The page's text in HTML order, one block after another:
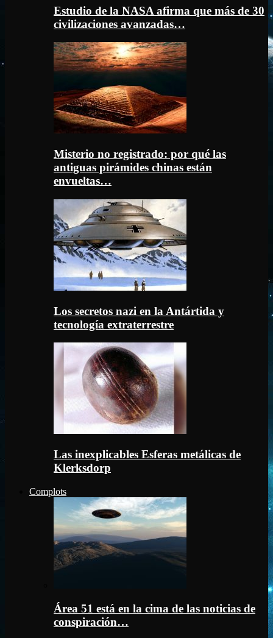
Estudio de la NASA afirma que más de 30
civilizaciones avanzadas…
Misterio no registrado: por qué las
antiguas pirámides chinas están
envueltas…
Los secretos nazi en la Antártida y
tecnología extraterrestre
Las inexplicables Esferas metálicas de
Klerksdorp
Complots
Área 51 está en la cima de las noticias de
conspiración…